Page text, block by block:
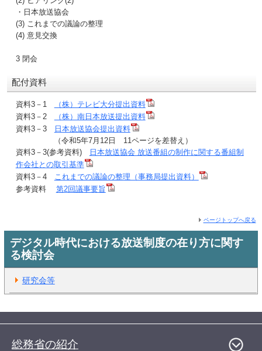
・日本放送協会
(3) これまでの議論の整理
(4) 意見交換
3 閉会
配付資料
資料3－1
（株）テレビ大分提出資料
資料3－2
（株）南日本放送提出資料
資料3－3
日本放送協会提出資料
（令和5年7月12日 11ページを差替え）
資料3－3(参考資料)
日本放送協会 放送番組の制作に関する番組制
作会社との取引基準
資料3－4 これまでの議論の整理（事務局提出資料）
参考資料 第2回議事要旨
ページトップへ戻る
デジタル時代における放送制度の在り方に関す
る検討会
研究会等
総務省の紹介